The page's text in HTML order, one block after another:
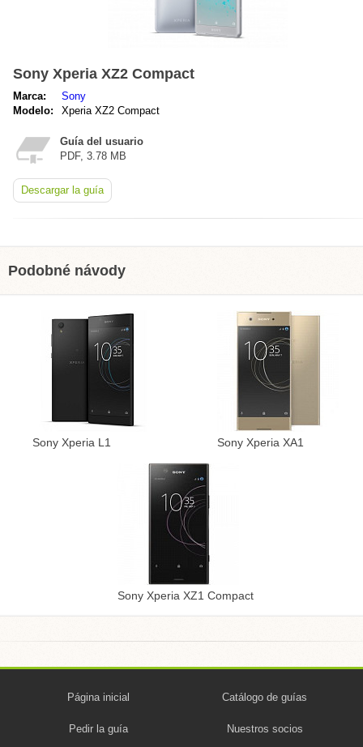
Sony Xperia XZ2 Compact
Marca:
Sony
Modelo:
Xperia XZ2 Compact
Guía del usuario
PDF, 3.78 MB
Descargar la guía
Podobné návody
Sony Xperia L1 Sony Xperia XA1
Sony Xperia XZ1 Compact
Página inicial Catálogo de guías
Pedir la guía Nuestros socios